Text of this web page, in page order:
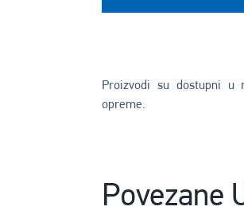
Proizvodi su dostupni u
opreme.
Povezane